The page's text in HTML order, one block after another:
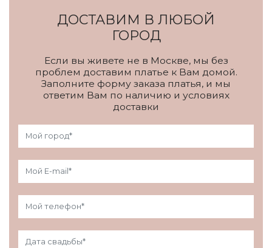
ДОСТАВИМ В ЛЮБОЙ
ГОРОД
Если вы живете не в Москве, мы без
проблем доставим платье к Вам домой.
Заполните форму заказа платья, и мы
ответим Вам по наличию и условиях
доставки